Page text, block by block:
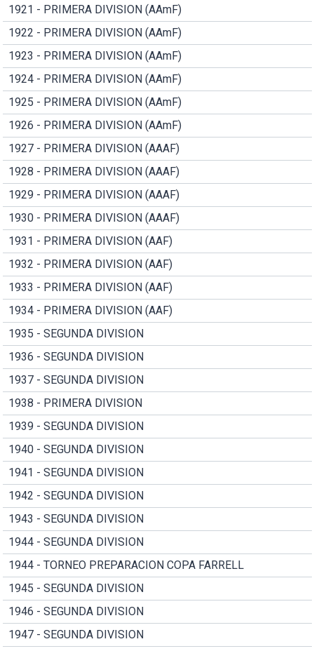
1921 - PRIMERA DIVISION (AAmF)
1922 - PRIMERA DIVISION (AAmF)
1923 - PRIMERA DIVISION (AAmF)
1924 - PRIMERA DIVISION (AAmF)
1925 - PRIMERA DIVISION (AAmF)
1926 - PRIMERA DIVISION (AAmF)
1927 - PRIMERA DIVISION (AAAF)
1928 - PRIMERA DIVISION (AAAF)
1929 - PRIMERA DIVISION (AAAF)
1930 - PRIMERA DIVISION (AAAF)
1931 - PRIMERA DIVISION (AAF)
1932 - PRIMERA DIVISION (AAF)
1933 - PRIMERA DIVISION (AAF)
1934 - PRIMERA DIVISION (AAF)
1935 - SEGUNDA DIVISION
1936 - SEGUNDA DIVISION
1937 - SEGUNDA DIVISION
1938 - PRIMERA DIVISION
1939 - SEGUNDA DIVISION
1940 - SEGUNDA DIVISION
1941 - SEGUNDA DIVISION
1942 - SEGUNDA DIVISION
1943 - SEGUNDA DIVISION
1944 - SEGUNDA DIVISION
1944 - TORNEO PREPARACION COPA FARRELL
1945 - SEGUNDA DIVISION
1946 - SEGUNDA DIVISION
1947 - SEGUNDA DIVISION